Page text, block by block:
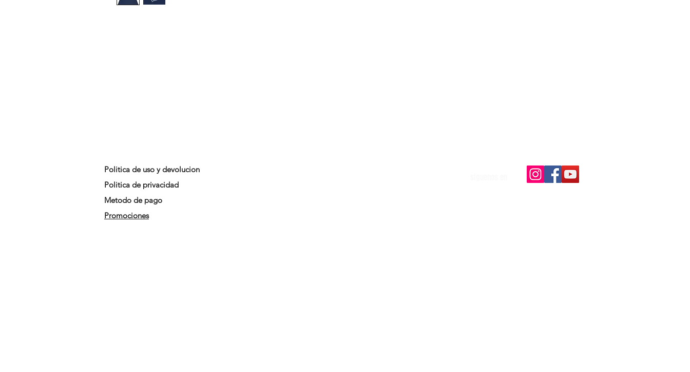
Politica de uso y devolucion
Politica de privacidad
Metodo de pago
Promociones